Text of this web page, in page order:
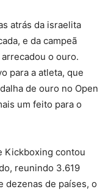
atrás da israelita
e da campeã
o ouro.
para a atleta, que
de ouro no Open
um feito para o
Kickboxing contou
reunindo 3.619
dezenas de países, o